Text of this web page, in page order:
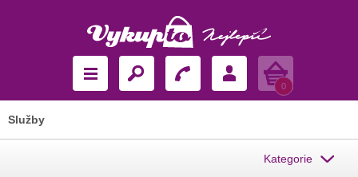
Košík
0
Služby
Kategorie